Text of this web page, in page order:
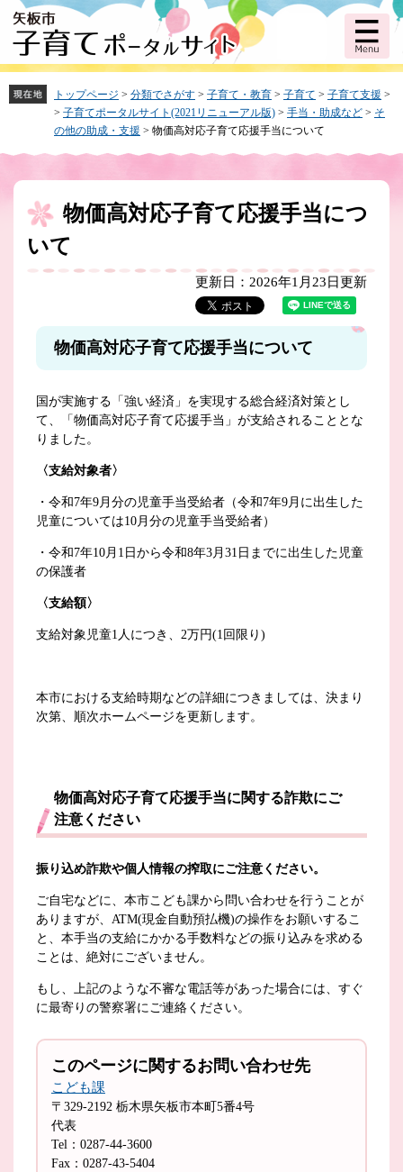
先
頭
で
を
飛
ば
本
トップページ > 分類でさがす > 子育て・教育 > 子育て > 子育て支援 >
> 子育てポータルサイト(2021リニューアル版) > 手当・助成など > そ
の他の助成・支援 > 物価高対応子育て応援手当について
本
物価高対応子育て応援手当につ
いて
更新日：2026年1月23日更新
物価高対応子育て応援手当について
国が実施する「強い経済」を実現する総合経済対策とし
て、「物価高対応子育て応援手当」が支給されることとな
りました。
〈支給対象者〉
・令和7年9月分の児童手当受給者（令和7年9月に出生した
児童については10月分の児童手当受給者）
・令和7年10月1日から令和8年3月31日までに出生した児童
の保護者
〈支給額〉
支給対象児童1人につき、2万円(1回限り)
本市における支給時期などの詳細につきましては、決まり
次第、順次ホームページを更新します。
物価高対応子育て応援手当に関する詐欺にご
注意ください
振り込め詐欺や個人情報の搾取にご注意ください。
ご自宅などに、本市こども課から問い合わせを行うことが
ありますが、ATM(現金自動預払機)の操作をお願いするこ
と、本手当の支給にかかる手数料などの振り込みを求める
ことは、絶対にございません。
もし、上記のような不審な電話等があった場合には、すぐ
に最寄りの警察署にご連絡ください。
このページに関するお問い合わせ先
こども課
〒329-2192 栃木県矢板市本町5番4号
代表
Tel：0287-44-3600
Fax：0287-43-5404